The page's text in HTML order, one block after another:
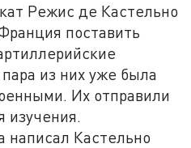
Режис де Кастельно
поставить
из них уже была
Их отправили
изучения.
написал Кастельно